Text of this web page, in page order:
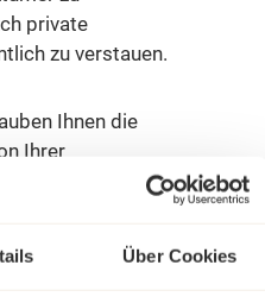
Über Cookies
private
zu verstauen.
Ihnen die
Ihrer
Dekorationen,
Diese